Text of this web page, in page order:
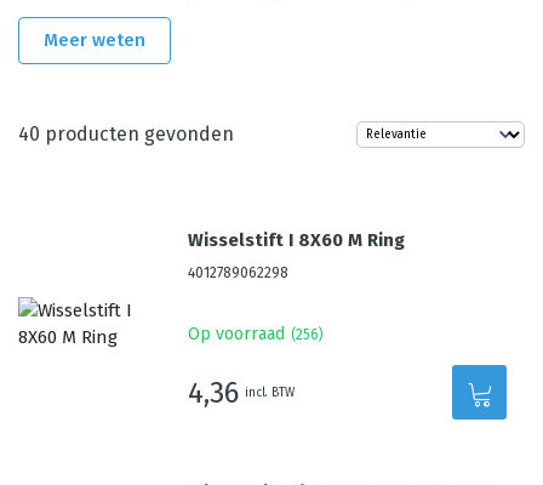
Meer weten
40 producten gevonden
Wisselstift I 8X60 M Ring
4012789062298
Op voorraad (256)
4,36 incl. BTW